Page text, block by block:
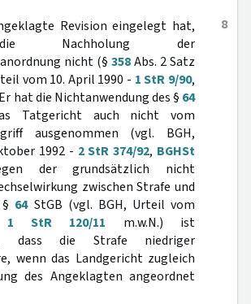
8
Revision eingelegt hat,
Nachholung der
nicht (§ 358Abs. 2 Satz
vom 10. April 1990 - 1 StR 9/90,
hat die Nichtanwendung des § 64
Tatgericht auch nicht vom
ausgenommen (vgl. BGH,
1992 - 2 StR 374/92, BGHSt
der grundsätzlich nicht
zwischen Strafe und
64StGB (vgl. BGH, Urteil vom
1 StR 120/11 m.w.N.) ist
dass die Strafe niedriger
wenn das Landgericht zugleich
des Angeklagten angeordnet